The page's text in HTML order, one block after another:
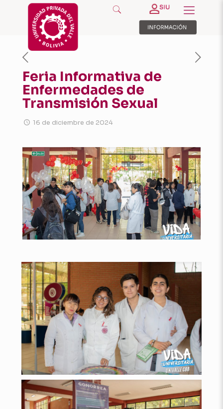
Feria Informativa de
Enfermedades de
Transmisión Sexual
16 de diciembre de 2024